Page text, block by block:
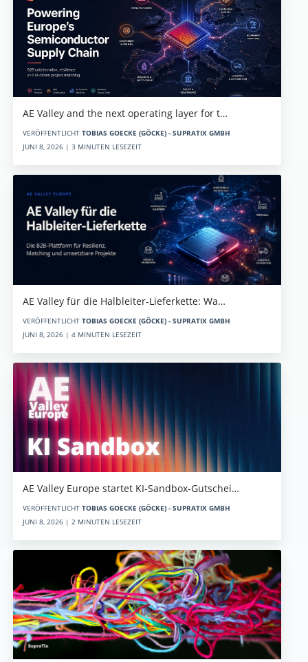
AE Valley and the next operating layer for t…
VERÖFFENTLICHT TOBIAS GOECKE (GÖCKE) - SUPRATIX GMBH
JUNI 8, 2026 | 3 MINUTEN LESEZEIT
AE Valley für die Halbleiter-Lieferkette: Wa…
VERÖFFENTLICHT TOBIAS GOECKE (GÖCKE) - SUPRATIX GMBH
JUNI 8, 2026 | 4 MINUTEN LESEZEIT
AE Valley Europe startet KI-Sandbox-Gutschei…
VERÖFFENTLICHT TOBIAS GOECKE (GÖCKE) - SUPRATIX GMBH
JUNI 8, 2026 | 2 MINUTEN LESEZEIT